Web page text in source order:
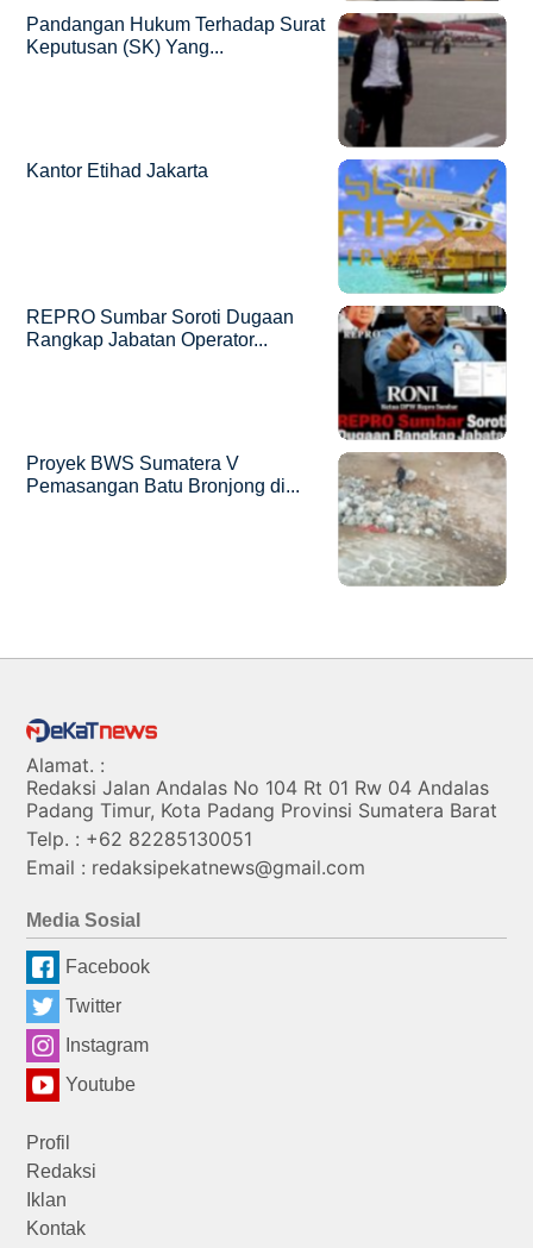
Pandangan Hukum Terhadap Surat
Keputusan (SK) Yang...
Kantor Etihad Jakarta
REPRO Sumbar Soroti Dugaan
Rangkap Jabatan Operator...
Proyek BWS Sumatera V
Pemasangan Batu Bronjong di...
Alamat. :
Redaksi Jalan Andalas No 104 Rt 01 Rw 04 Andalas
Padang Timur, Kota Padang Provinsi Sumatera Barat
Telp. : +62 82285130051
Email : redaksipekatnews@gmail.com
Media Sosial
Facebook
Twitter
Instagram
Youtube
Profil
Redaksi
Iklan
Kontak